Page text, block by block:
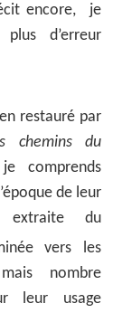
encore, je
d’erreur
restauré par
chemins du
comprends
de leur
extraite du
vers les
nombre
leur usage